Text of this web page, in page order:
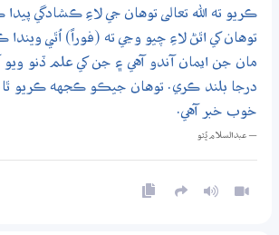
ڪريو ته الله تعالى توهان جي لاءِ ڪشادگي
توهان کي اٿڻ لاءِ چيو وڃي ته (فوراً) اُٿي
مان جن ايمان آندو آهي ۽ جن کي علم ڏنو ويو
درجا بلند ڪري. توهان جيڪو ڪجهه ڪريو ٿا،
خوب خبر آهي.
— عبدالسلام ڀُٽو